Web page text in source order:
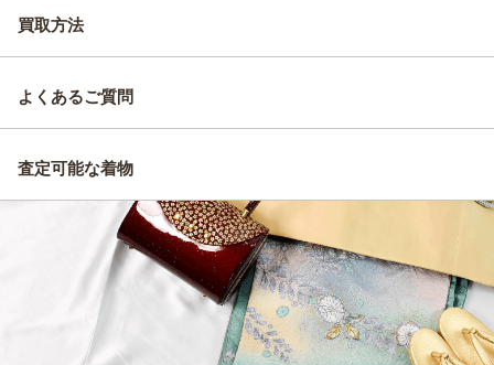
買取方法
よくあるご質問
査定可能な着物